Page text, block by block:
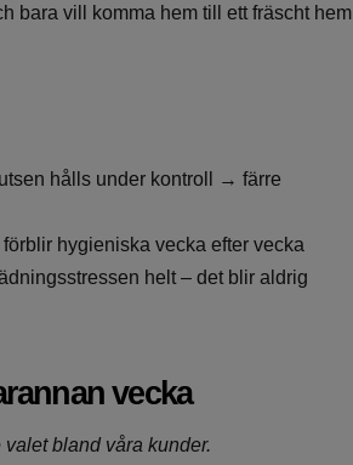
bara vill komma hem till ett fräscht hem
hålls under kontroll → färre
hygieniska vecka efter vecka
helt – det blir aldrig
vecka
bland våra kunder.